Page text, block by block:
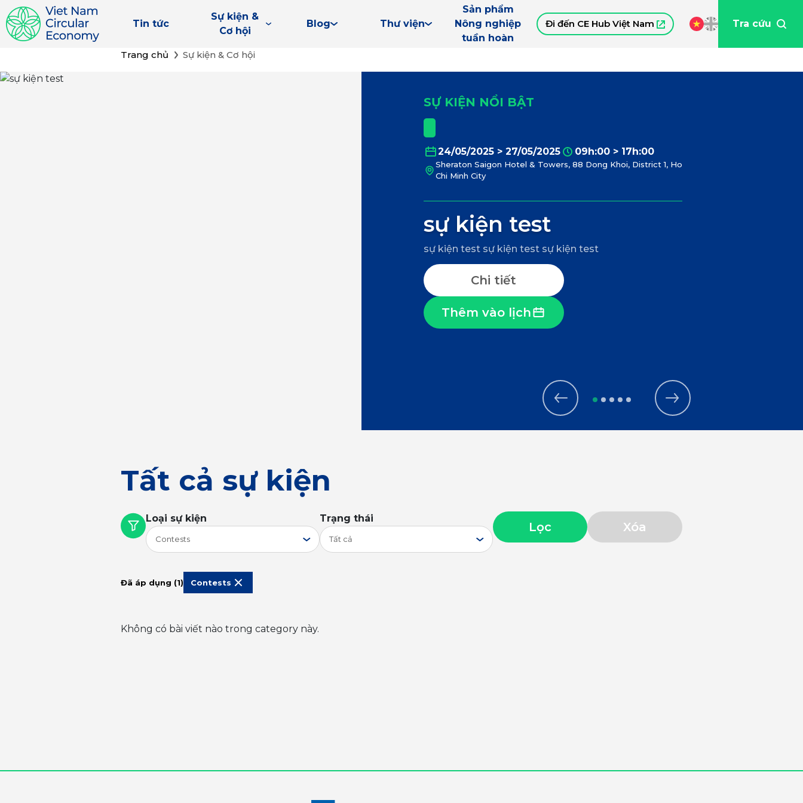
Tin tức
Sự kiện &
Cơ hội
Blog Thư viện
Sản phẩm
Nông nghiệp
tuần hoàn
Đi đến CE Hub Việt Nam Tra cứu
Trang chủ Sự kiện & Cơ hội
SỰ KIỆN NỔI BẬT
24/05/2025 > 27/05/2025 09h:00 > 17h:00
Sheraton Saigon Hotel & Towers, 88 Dong Khoi, District 1, Ho
Chi Minh City
sự kiện test
sự kiện test sự kiện test sự kiện test
Chi tiết
Thêm vào lịch
Tất cả sự kiện
Loại sự kiện
Contests
Trạng thái
Tất cả
Lọc Xóa
Đã áp dụng (1) Contests
Không có bài viết nào trong category này.